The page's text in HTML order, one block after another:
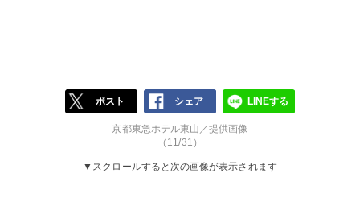
ポスト シェア LINEする
京都東急ホテル東山／提供画像
（11/31）
▼スクロールすると次の画像が表示されます